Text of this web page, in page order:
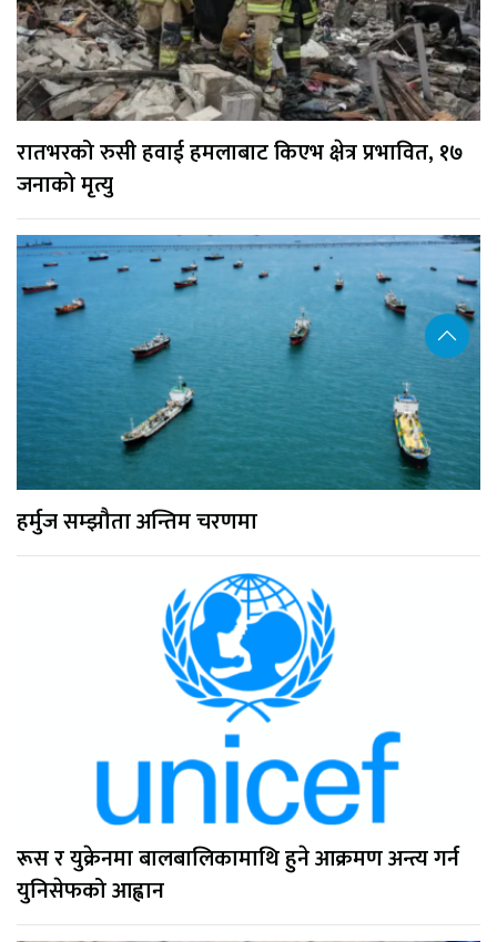
रातभरको रुसी हवाई हमलाबाट किएभ क्षेत्र प्रभावित, १७
जनाको मृत्यु
हर्मुज सम्झौता अन्तिम चरणमा
रूस र युक्रेनमा बालबालिकामाथि हुने आक्रमण अन्त्य गर्न
युनिसेफको आह्वान